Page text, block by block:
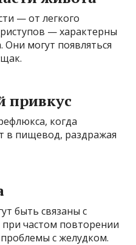
— от легкого
— характерны
Они могут появляться
привкус
когда
в пищевод, раздражая
быть связаны с
частом повторении
с желудком.